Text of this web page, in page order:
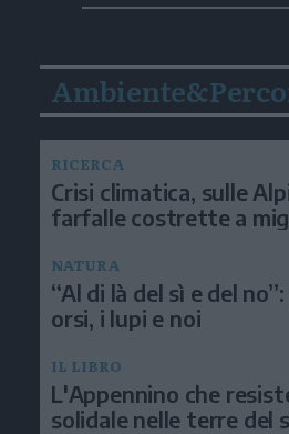
RICERCA
Crisi climatica, sulle
farfalle costrette a
NATURA
“Al di là del sì e del
orsi, i lupi e noi
IL LIBRO
L'Appennino che
solidale nelle terre del